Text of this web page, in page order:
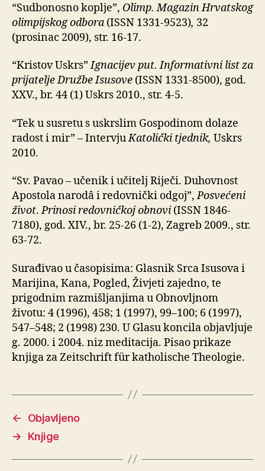
“Sudbonosno koplje”, Olimp. Magazin Hrvatskog
olimpijskog odbora (ISSN 1331-9523), 32
(prosinac 2009), str. 16-17.
“Kristov Uskrs”Ignacijev put. Informativni list za
prijatelje Družbe Isusove (ISSN 1331-8500), god.
XXV., br. 44 (1) Uskrs 2010., str. 4-5.
“Tek u susretu s uskrslim Gospodinom dolaze
radost i mir” – IntervjuKatolički tjednik, Uskrs
2010.
“Sv. Pavao – učenik i učitelj Riječi. Duhovnost
Apostola narodâ i redovnički odgoj”,Posvećeni
život.Prinosi redovničkoj obnovi (ISSN 1846-
7180), god. XIV., br. 25-26 (1-2), Zagreb 2009., str.
63-72.
Surađivao u časopisima: Glasnik Srca Isusova i
Marijina, Kana, Pogled, Živjeti zajedno, te
prigodnim razmišljanjima u Obnovljnom
životu: 4 (1996), 458; 1 (1997), 99–100; 6 (1997),
547–548; 2 (1998) 230. U Glasu koncila objavljuje
g. 2000. i 2004. niz meditacija. Pisao prikaze
knjiga za Zeitschrift für katholische Theologie.
←
Objavljeno
→
Knjige